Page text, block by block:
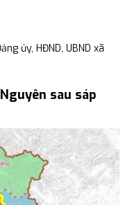
ủy, HĐND, UBND xã
sau sáp